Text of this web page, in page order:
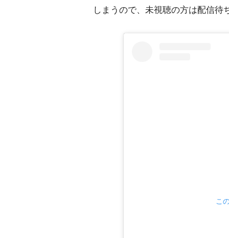
しまうので、未視聴の方は配信
こ